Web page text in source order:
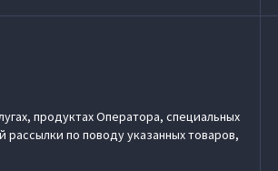
продуктах Оператора, специальных
по поводу указанных товаров,